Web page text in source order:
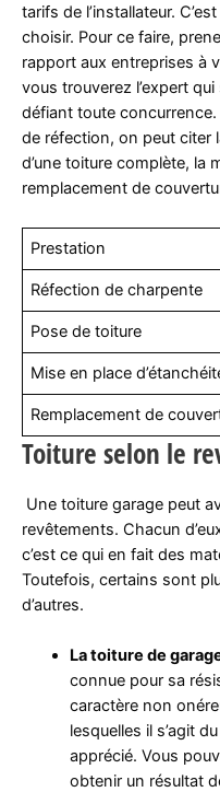
tarifs de l’installateur.
choisir. Pour ce faire,
rapport aux entreprises à
vous trouverez l’expert
défiant toute
de réfection, on peut citer
d’une toiture complète, la
remplacement de
Prestation
Réfection de charpente
Pose de toiture
Mise en place
Remplacement de
Toiture selon le
Une toiture garage peut
revêtements. Chacun
c’est ce qui en fait des
Toutefois, certains sont
d’autres.
La toiture de
connue pour sa
caractère non
lesquelles il s’agit
apprécié. Vous
obtenir un résultat